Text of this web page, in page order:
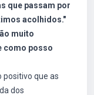
que passam por
acolhidos."
muito
como posso
positivo que as
dos